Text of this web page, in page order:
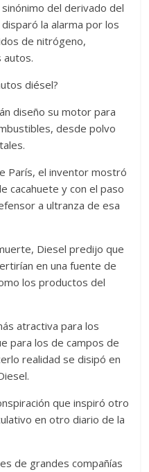
del derivado del
la alarma por los
de nitrógeno,
autos.
diésel?
diseño su motor para
desde polvo
París, el inventor mostró
cacahuete y con el paso
a ultranza de esa
Diesel predijo que
en una fuente de
los productos del
atractiva para los
para los de campos de
realidad se disipó en
que inspiró otro
en otro diario de la
de grandes compañías